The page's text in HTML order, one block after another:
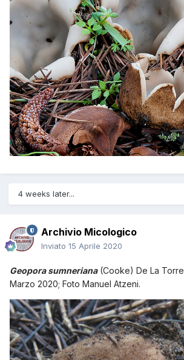
4 weeks later...
Archivio Micologico
Inviato 15 Aprile 2020
Geopora sumneriana(Cooke) De La Torre
Marzo 2020; Foto Manuel Atzeni.